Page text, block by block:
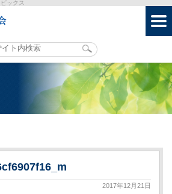
ックス
2017年12月21日